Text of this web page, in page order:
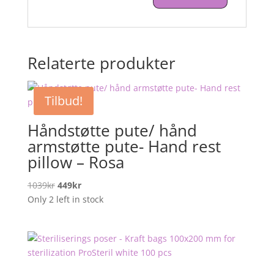
Relaterte produkter
Tilbud!
Håndstøtte pute/ hånd
armstøtte pute- Hand rest
pillow – Rosa
1039kr Opprinnelig
pris
449krNåværende
pris
Only 2 left in stock